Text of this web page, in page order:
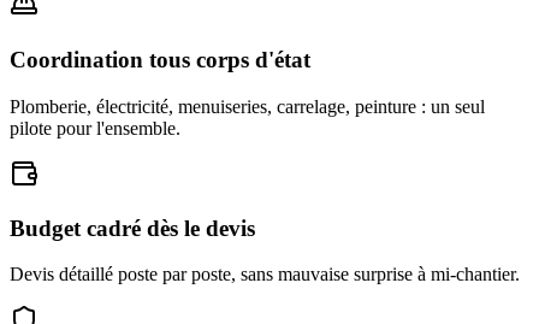
Coordination tous corps d'état
Plomberie, électricité, menuiseries, carrelage, peinture : un seul
pilote pour l'ensemble.
Budget cadré dès le devis
Devis détaillé poste par poste, sans mauvaise surprise à mi-chantier.